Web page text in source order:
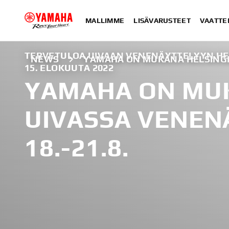
MALLIMME LISÄVARUSTEET
NEWS YAMAHA ON MUKANA
TERVETULOA UIVAAN VENENÄYTTELYYN
15. ELOKUUTA 2022
YAMAHA ON
UIVASSA
18.-21.8.